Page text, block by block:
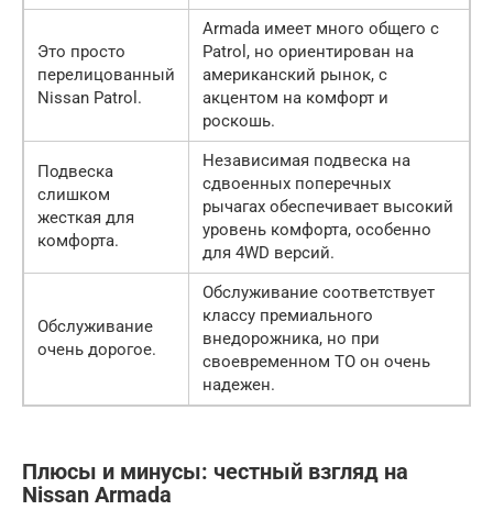
Это просто
перелицованный
Nissan Patrol.
Armada имеет много общего с
Patrol, но ориентирован на
американский рынок, с
акцентом на комфорт и
роскошь.
Подвеска
слишком
жесткая для
комфорта.
Независимая подвеска на
сдвоенных поперечных
рычагах обеспечивает высокий
уровень комфорта, особенно
для 4WD версий.
Обслуживание
очень дорогое.
Обслуживание соответствует
классу премиального
внедорожника, но при
своевременном ТО он очень
надежен.
Плюсы и минусы: честный взгляд на
Nissan Armada